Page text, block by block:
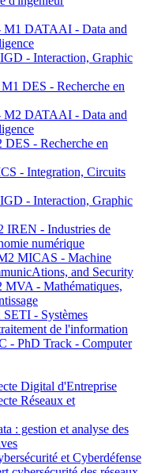
DATAAI - Data and
- Interaction, Graphic
DES - Recherche en
DATAAI - Data and
- Recherche en
- Integration, Circuits
- Interaction, Graphic
IREN - Industries de
numérique
MICAS - Machine
and Security
- Mathématiques,
- Systèmes
de l'information
- PhD Track - Computer
Digital d'Entreprise
Réseaux et
: gestion et analyse des
et Cyberdéfense